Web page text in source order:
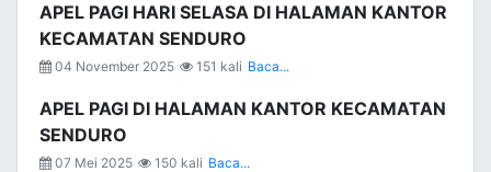
APEL PAGI HARI SELASA DI HALAMAN KANTOR
KECAMATAN SENDURO
04 November 2025 151 kali Baca...
APEL PAGI DI HALAMAN KANTOR KECAMATAN
SENDURO
07 Mei 2025 150 kali Baca...